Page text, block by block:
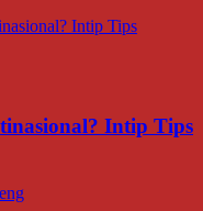
Intip Tips